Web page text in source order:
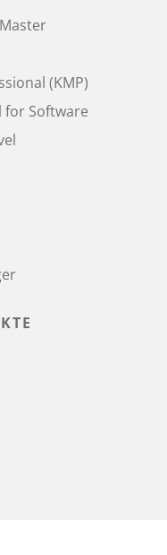
(KMP)
for Software